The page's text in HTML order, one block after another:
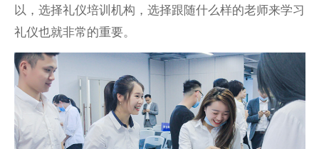
以，选择礼仪培训机构，选择跟随什么样的老师来学习
礼仪也就非常的重要。